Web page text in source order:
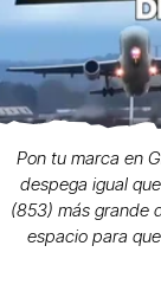
Pon tu marca en
despega igual
(853) más grande
espacio para